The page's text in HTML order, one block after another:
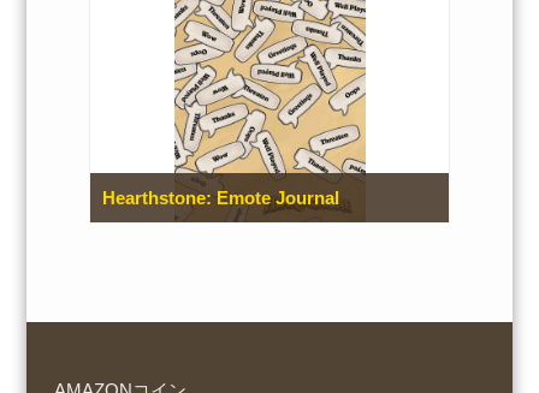
Hearthstone: Emote Journal